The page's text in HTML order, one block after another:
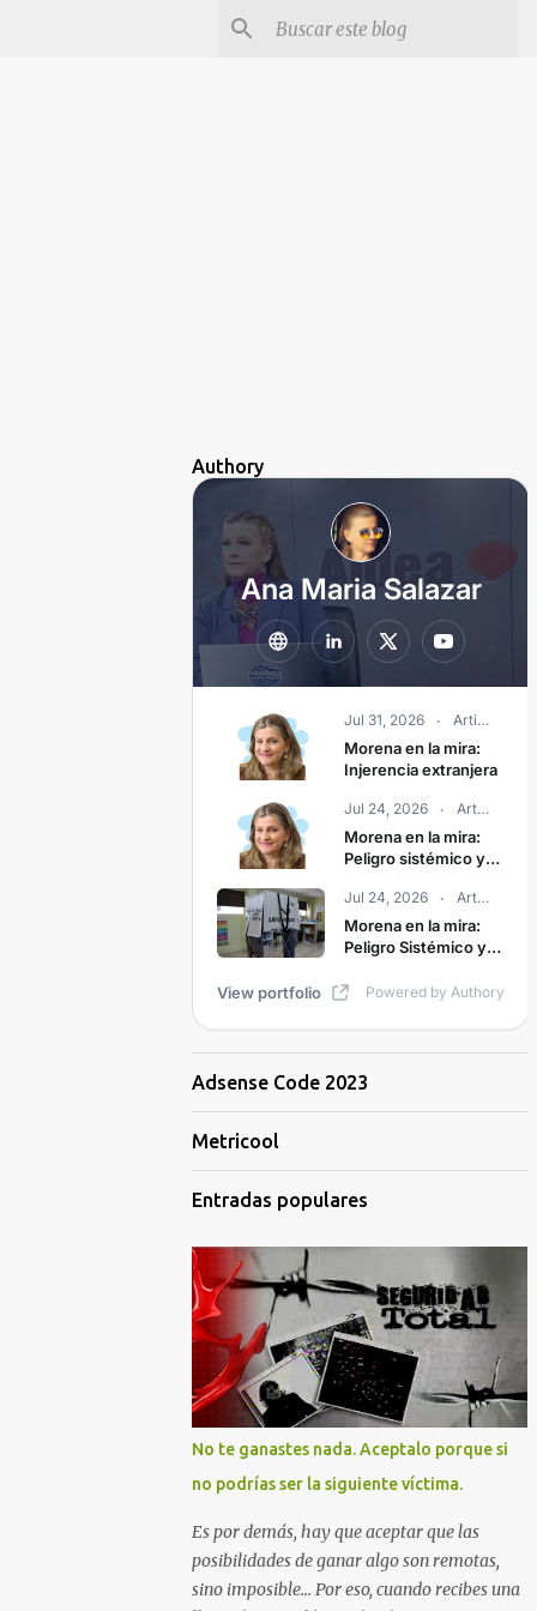
Authory
Adsense Code 2023
Metricool
Entradas populares
No te ganastes nada. Aceptalo porque si
no podrías ser la siguiente víctima.
Es por demás, hay que aceptar que las
posibilidades de ganar algo son remotas,
sino imposible... Por eso, cuando recibes una